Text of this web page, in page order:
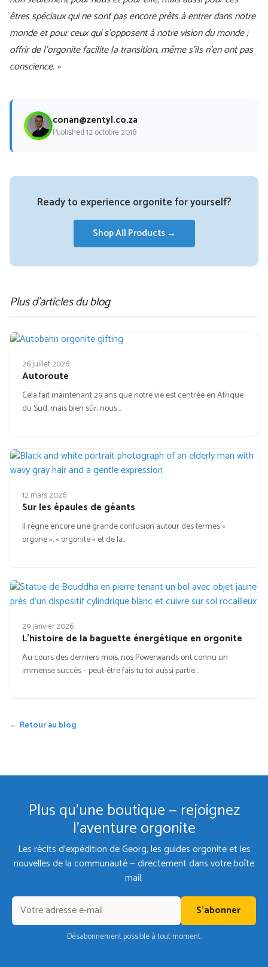
êtres spéciaux qui ne sont pas encore prêts à entrer dans notre
monde et pour ceux qui s’opposent à notre vision du monde ;
offrir de l’orgonite facilite la transition, même s’ils n’en ont pas
conscience. »
conan@zentyl.co.za
Published 12 octobre 2018
Ready to experience orgonite for yourself?
Shop All Products →
Plus d'articles du blog
26 juillet 2026
Autoroute
Cela fait maintenant 29 ans que notre vie est centrée en Afrique
du Sud, mais bien sûr, nous…
12 mars 2026
Sur les épaules de géants
Il règne encore une grande confusion autour des termes «
orgone », « orgonite » et de la…
29 janvier 2026
L’histoire de la baguette énergétique en orgonite
Au cours des derniers mois, nos Powerwands ont connu un
immense succès – peut-être fais-tu toi aussi partie…
← Retour au blog
Plus qu'une boutique — rejoignez
l'aventure orgonite
Les récits d'expédition de Georg, les guides orgonite et les
nouvelles de la communauté — directement dans votre boîte
mail.
S'abonner
Désabonnement possible à tout moment.